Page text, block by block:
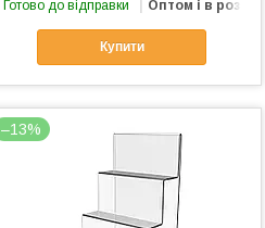
Готово до відправки Оптом і в роздріб
Купити
–13%